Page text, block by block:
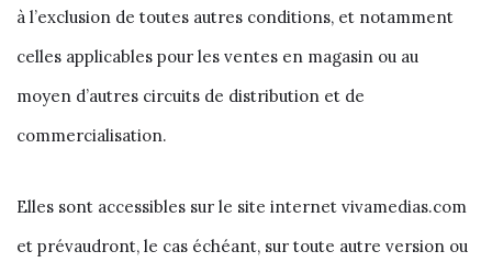
à l’exclusion de toutes autres conditions, et notamment
celles applicables pour les ventes en magasin ou au
moyen d’autres circuits de distribution et de
commercialisation.
Elles sont accessibles sur le site internet vivamedias.com
et prévaudront, le cas échéant, sur toute autre version ou